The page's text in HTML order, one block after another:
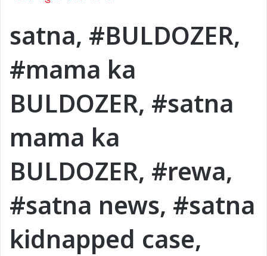
satna, #BULDOZER,
#mama ka
BULDOZER, #satna
mama ka
BULDOZER, #rewa,
#satna news, #satna
kidnapped case,